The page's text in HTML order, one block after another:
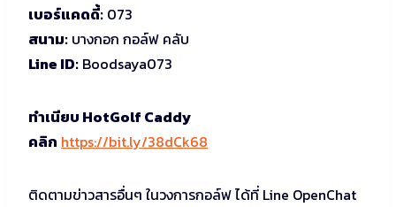
เบอร์แคดดี้: 073
สนาม: บางกอก กอล์ฟ คลับ
Line ID: Boodsaya073
ทำเนียบ HotGolf Caddy
คลิก https://bit.ly/38dCk68
ติดตามข่าวสารอื่นๆ ในวงการกอล์ฟ ได้ที่ Line OpenChat